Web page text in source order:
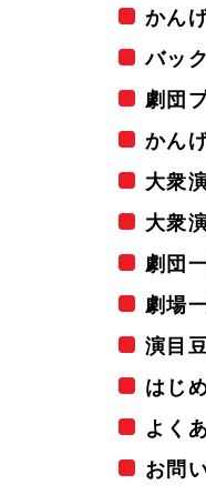
かん
バッ
劇団
かん
大衆
大衆
劇団
劇場
演目
はじ
よく
お問